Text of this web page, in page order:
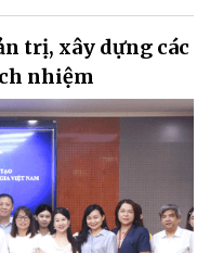
trị, xây dựng các
nhiệm